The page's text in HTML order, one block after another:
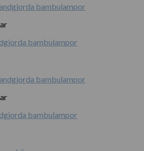
bambulampor
bambulampor